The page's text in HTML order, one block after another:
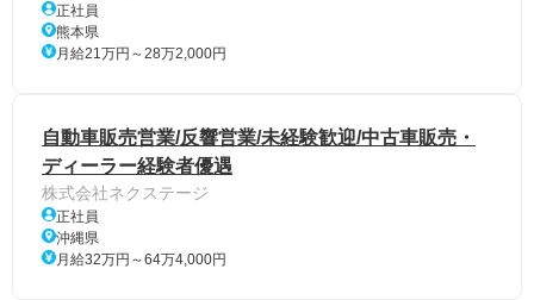
正社員
熊本県
月給21万円～28万2,000円
自動車販売営業/反響営業/未経験歓迎/中古車販売・
ディーラー経験者優遇
株式会社ネクステージ
正社員
沖縄県
月給32万円～64万4,000円